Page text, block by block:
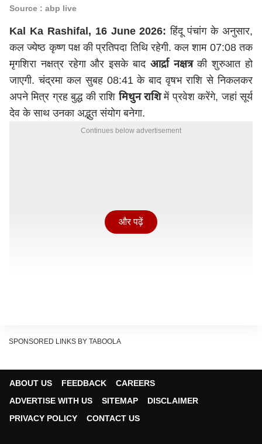
Source : abp live
Kal Ka Rashifal, 16 June 2026: हिंदू पंचांग के अनुसार,
कल ज्येष्ठ कृष्ण पक्ष की प्रतिपदा तिथि रहेगी. कल शाम 07:08 तक
मृगशिरा नक्षत्र रहेगा और इसके बाद आर्द्रा नक्षत्रकी शुरुआत हो
जाएगी. चंद्रमा कल सुबह 08:41 के बाद वृषभ राशि से निकलकर
अपने मित्र ग्रह बुद्ध की राशि मिथुन राशिमें प्रवेश करेंगे, जहां सूर्य
देव के साथ उनका अद्भुत संयोग बनेगा.
Continues below advertisement
और पढ़ें
SPONSORED LINKS BY TABOOLA
ABOUT US FEEDBACK
CAREERS
ADVERTISE WITH US
SITEMAP
DISCLAIMER
PRIVACY POLICY
CONTACT US